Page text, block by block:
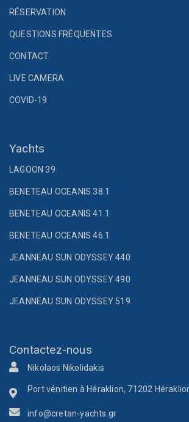
RÉSERVATION
QUESTIONS FRÉQUENTES
CONTACT
LIVE CAMERA
COVID-19
Yachts
LAGOON 39
BENETEAU OCEANIS 38.1
BENETEAU OCEANIS 41.1
BENETEAU OCEANIS 46.1
JEANNEAU SUN ODYSSEY 440
JEANNEAU SUN ODYSSEY 490
JEANNEAU SUN ODYSSEY 519
Contactez-nous
Nikolaos Nikolidakis
Port vénitien à Héraklion, 71202
info@cretan-yachts.gr